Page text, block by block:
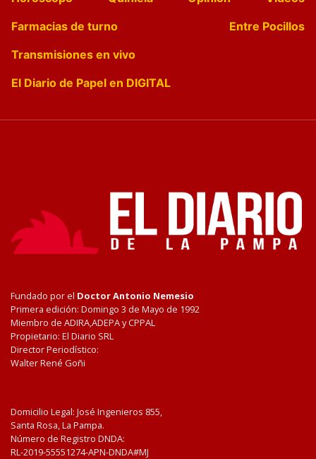
Farmacias de turno
Entre Pocillos
Transmisiones en vivo
El Diario de Papel en DIGITAL
Fundado por el Doctor Antonio Nemesio
Primera edición: Domingo 3 de Mayo de 1992
Miembro de ADIRA,ADEPA y CPPAL
Propietario: El Diario SRL
Director Periodístico:
Walter René Goñi
Domicilio Legal: José Ingenieros 855,
Santa Rosa, La Pampa.
Número de Registro DNDA:
RL-2019-55551274-APN-DNDA#MJ